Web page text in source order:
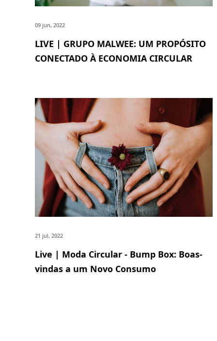
09 jun, 2022
LIVE | GRUPO MALWEE: UM PROPÓSITO
CONECTADO À ECONOMIA CIRCULAR
21 jul, 2022
Live | Moda Circular - Bump Box: Boas-
vindas a um Novo Consumo